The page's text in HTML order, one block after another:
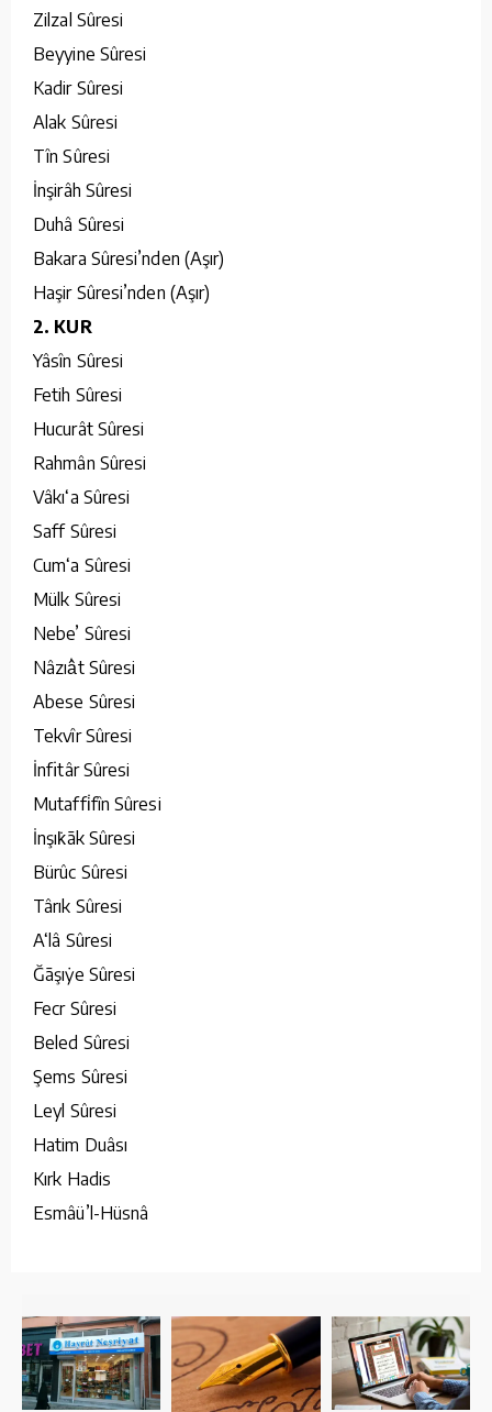
Zilzal Sûresi
Beyyine Sûresi
Kadir Sûresi
Alak Sûresi
Tîn Sûresi
İnşirâh Sûresi
Duhâ Sûresi
Bakara Sûresi’nden (Aşır)
Haşir Sûresi’nden (Aşır)
2. KUR
Yâsîn Sûresi
Fetih Sûresi
Hucurât Sûresi
Rahmân Sûresi
Vâkı‘a Sûresi
Saff Sûresi
Cum‘a Sûresi
Mülk Sûresi
Nebe’ Sûresi
Nâzıâ̇t Sûresi
Abese Sûresi
Tekvîr Sûresi
İnfı̇târ Sûresi
Mutaffi̇fîn Sûresi
İnşık̇āk Sûresi
Bürûc Sûresi
Târık Sûresi
A‘lâ Sûresi
Ğāşıẏe Sûresi
Fecr Sûresi
Beled Sûresi
Şems Sûresi
Leyl Sûresi
Hatim Duâsı
Kırk Hadis
Esmâü’l-Hüsnâ